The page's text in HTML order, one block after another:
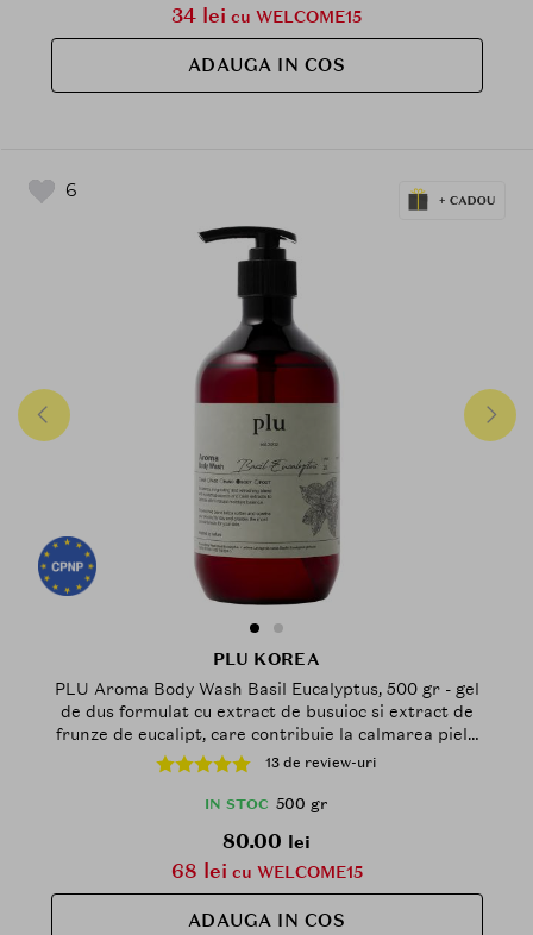
34 lei cu WELCOME15
ADAUGA IN COS
6
PLU KOREA
PLU Aroma Body Wash Basil Eucalyptus, 500 gr - gel
de dus formulat cu extract de busuioc si extract de
frunze de eucalipt, care contribuie la calmarea pielii
si la metinerea confortului cutanat
13 de review-uri
IN STOC 500 gr
80.00 lei
68 lei cu WELCOME15
ADAUGA IN COS